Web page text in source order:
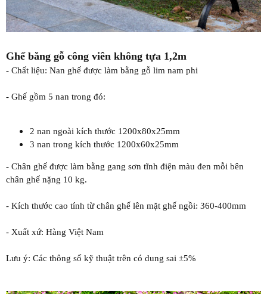
Ghế băng gỗ công viên không tựa 1,2m
- Chất liệu: Nan ghế được làm bằng gỗ lim nam phi
- Ghế gồm 5 nan trong đó:
2 nan ngoài kích thước 1200x80x25mm
3 nan trong kích thước 1200x60x25mm
- Chân ghế được làm bằng gang sơn tĩnh điện màu đen mỗi bên
chân ghế nặng 10 kg.
- Kích thước cao tính từ chân ghế lên mặt ghế ngồi: 360-400mm
- Xuất xứ: Hàng Việt Nam
Lưu ý: Các thông số kỹ thuật trên có dung sai ±5%